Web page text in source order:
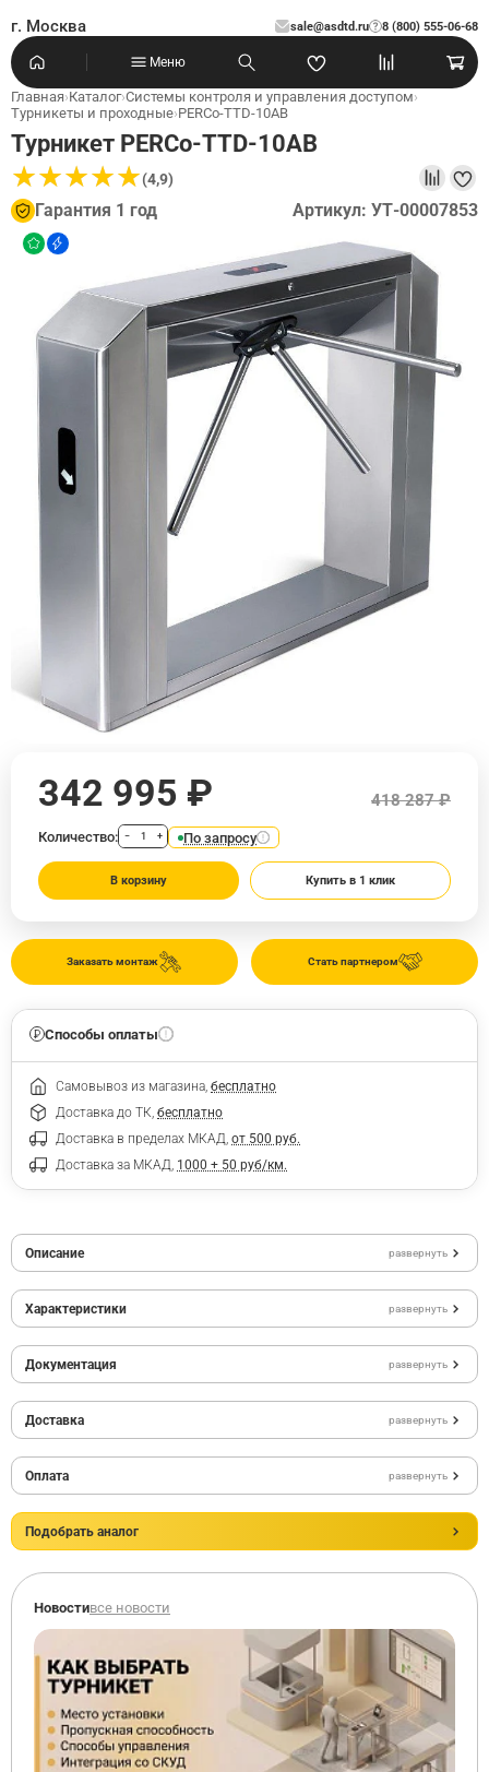
г. Москва sale@asdtd.ru 8 (800) 555-06-68
?
Меню
Главная›Каталог›Системы контроля и управления доступом›
Турникеты и проходные›PERCo-TTD-10AB
Турникет PERCo-TTD-10AB
★★★★★
★★★★★(4,9)
Гарантия 1 год Артикул: УТ-00007853
Стать партнером
Заказать монтаж
342 995 ₽ 418 287 ₽
Количество: − + По запросу
В корзину Купить в 1 клик
Способы оплаты
Самовывоз из магазина, бесплатно
Доставка до ТК, бесплатно
Доставка в пределах МКАД, от 500 руб.
Доставка за МКАД, 1000 + 50 руб/км.
Описание развернуть
Характеристики развернуть
Документация развернуть
Доставка развернуть
Оплата развернуть
Подобрать аналог
Новостивсе новости